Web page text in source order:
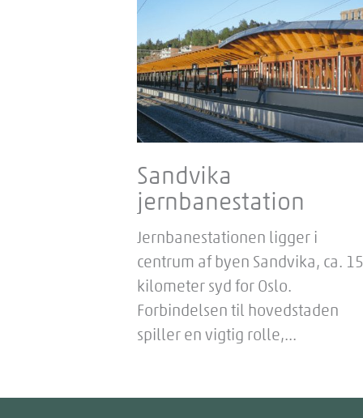
Sandvika
jernbanestation
Jernbanestationen ligger i
centrum af byen Sandvika, ca.
kilometer syd for Oslo.
Forbindelsen til hovedstaden
spiller en vigtig rolle,...